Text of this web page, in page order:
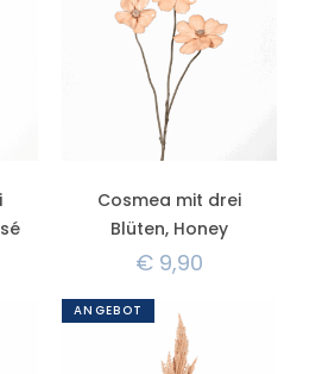
Cosmea mit drei
Blüten, Honey
€ 9,90
ANGEBOT